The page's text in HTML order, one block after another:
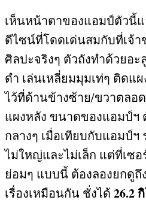
เห็นหน้าตาของแอมป์ตัวนี้
ดีไซน์ที่โดดเด่นสมกับที่เจ้า
ศิลปะจริงๆ ตัวถังทำด้วยอ
ดำ เล่นเหลี่ยมมุมเท่ๆ ติดแ
ไว้ที่ด้านข้างซ้าย/ขวาตลอ
แผงหลัง ขนาดของแอมป์ฯ
กลางๆ เมื่อเทียบกับแอมป์ฯ
ไม่ใหญ่และไม่เล็ก แต่ที่เซ
ย่อมๆ แบบนี้ ต้องลองยกดูถึ
เรื่องเหมือนกัน ชั่งได้ 26.2